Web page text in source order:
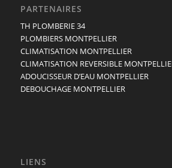
PARTENAIRES
TH PLOMBERIE 34
PLOMBIERS MONTPELLIER
CLIMATISATION MONTPELLIER
CLIMATISATION REVERSIBLE
ADOUCISSEUR D’EAU MONTPELLIER
DEBOUCHAGE MONTPELLIER
LIENS